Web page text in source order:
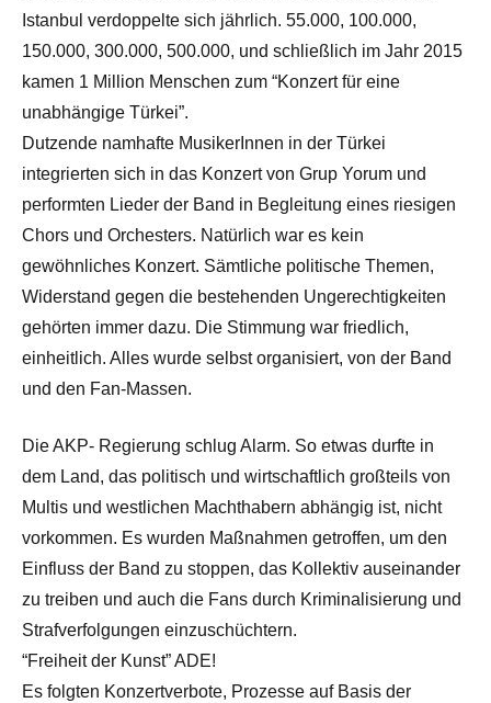
Istanbul verdoppelte sich jährlich. 55.000, 100.000,
150.000, 300.000, 500.000, und schließlich im Jahr 2015
kamen 1 Million Menschen zum “Konzert für eine
unabhängige Türkei”.
Dutzende namhafte MusikerInnen in der Türkei
integrierten sich in das Konzert von Grup Yorum und
performten Lieder der Band in Begleitung eines riesigen
Chors und Orchesters. Natürlich war es kein
gewöhnliches Konzert. Sämtliche politische Themen,
Widerstand gegen die bestehenden Ungerechtigkeiten
gehörten immer dazu. Die Stimmung war friedlich,
einheitlich. Alles wurde selbst organisiert, von der Band
und den Fan-Massen.
Die AKP- Regierung schlug Alarm. So etwas durfte in
dem Land, das politisch und wirtschaftlich großteils von
Multis und westlichen Machthabern abhängig ist, nicht
vorkommen. Es wurden Maßnahmen getroffen, um den
Einfluss der Band zu stoppen, das Kollektiv auseinander
zu treiben und auch die Fans durch Kriminalisierung und
Strafverfolgungen einzuschüchtern.
“Freiheit der Kunst” ADE!
Es folgten Konzertverbote, Prozesse auf Basis der